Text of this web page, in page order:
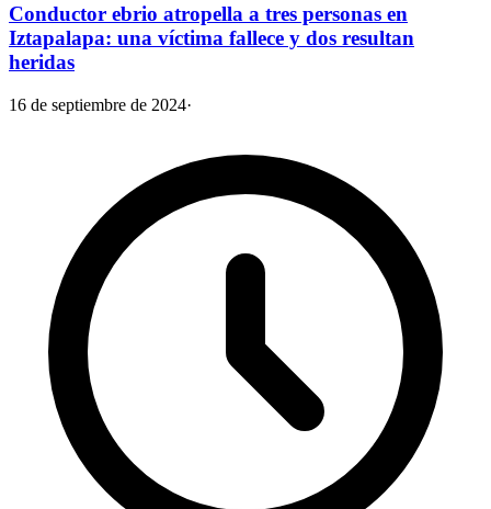
Conductor ebrio atropella a tres personas en
Iztapalapa: una víctima fallece y dos resultan
heridas
16 de septiembre de 2024·